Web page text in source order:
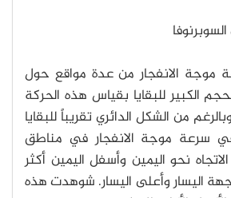
موجة الانفجار من عدة مواقع حول
الكبير للبقايا بقياس هذه الحركة
من الشكل الدائري تقريباً للبقايا
سرعة موجة الانفجار في مناطق
نحو اليمين وأسفل اليمين أكثر
اليسار وأعلى اليسار. شوهدت هذه